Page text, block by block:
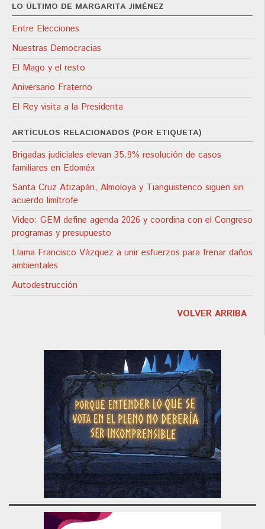
LO ÚLTIMO DE MARGARITA JIMÉNEZ
Entre Elecciones
Nuestras Democracias
El Mago y el resto
Aniversario Fraterno
El Rey visita a la Presidenta
ARTÍCULOS RELACIONADOS (POR ETIQUETA)
Brigadas judiciales elevan 35.9% resolución de casos
familiares en Edoméx
Santa Cruz Atizapán, Almoloya y Tianguistenco siguen sin
acuerdo limítrofe
Video: GEM define agenda 2026 y coordina con el Congreso
programas y presupuesto
Llama Francisco Vázquez a unir esfuerzos para frenar daños
ambientales
Autodestrucción
VOLVER ARRIBA